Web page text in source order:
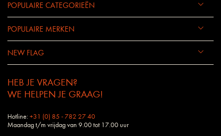
POPULAIRE CATEGORIEËN
POPULAIRE MERKEN
NEW FLAG
HEB JE VRAGEN?
WE HELPEN JE GRAAG!
Hotline:+31 (0) 85 - 782 27 40
Maandag t/m vrijdag van 9.00 tot 17.00 uur